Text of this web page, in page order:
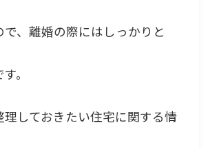
で、離婚の際にはしっかりと
。
しておきたい住宅に関する情